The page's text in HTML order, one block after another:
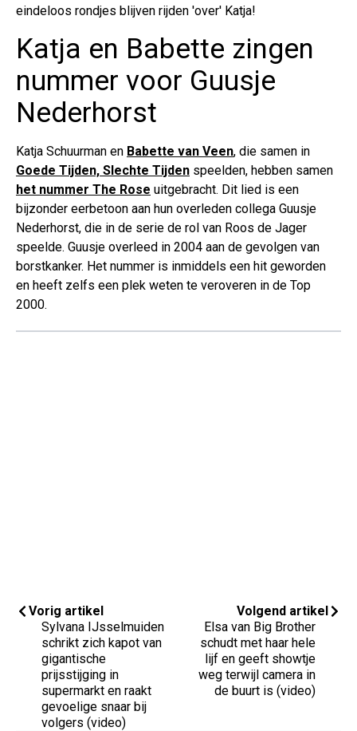
eindeloos rondjes blijven rijden 'over' Katja!
Katja en Babette zingen
nummer voor Guusje
Nederhorst
Katja Schuurman en Babette van Veen, die samen in
Goede Tijden, Slechte Tijden speelden, hebben samen
het nummer The Rose uitgebracht. Dit lied is een
bijzonder eerbetoon aan hun overleden collega Guusje
Nederhorst, die in de serie de rol van Roos de Jager
speelde. Guusje overleed in 2004 aan de gevolgen van
borstkanker. Het nummer is inmiddels een hit geworden
en heeft zelfs een plek weten te veroveren in de Top
2000.
Vorig artikel
Sylvana IJsselmuiden
schrikt zich kapot van
gigantische
prijsstijging in
supermarkt en raakt
gevoelige snaar bij
volgers (video)
Volgend artikel
Elsa van Big Brother
schudt met haar hele
lijf en geeft showtje
weg terwijl camera in
de buurt is (video)